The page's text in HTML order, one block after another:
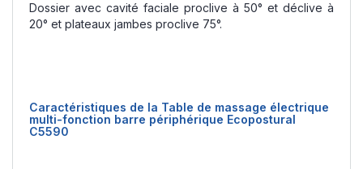
Dossier avec cavité faciale proclive à 50° et déclive à
20° et plateaux jambes proclive 75°.
Caractéristiques de la Table de massage électrique
multi-fonction barre périphérique Ecopostural
C5590